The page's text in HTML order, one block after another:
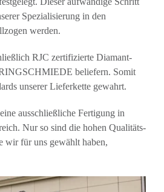
Spezialisierung in den
werden.
RJC zertifizierte Diamant-
beliefern. Somit
unserer Lieferkette gewahrt.
ausschließliche Fertigung in
Nur so sind die hohen Qualitäts-
wir für uns gewählt haben,